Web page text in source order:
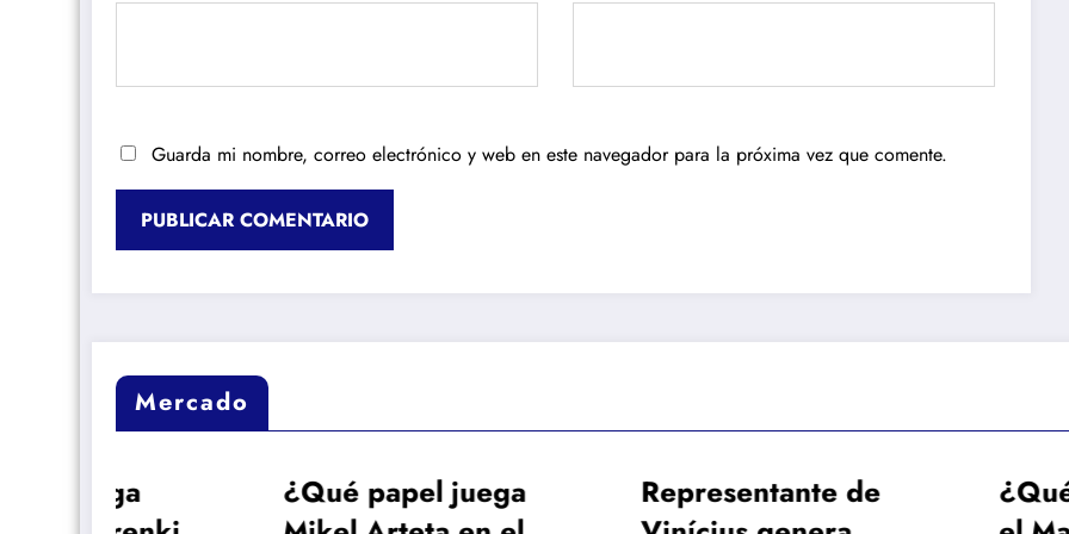
Guarda mi nombre, correo electrónico y web en este navegador para la próxima vez que comente.
Mercado
¿Qué papel juega
Representante de
¿Qué cantidad